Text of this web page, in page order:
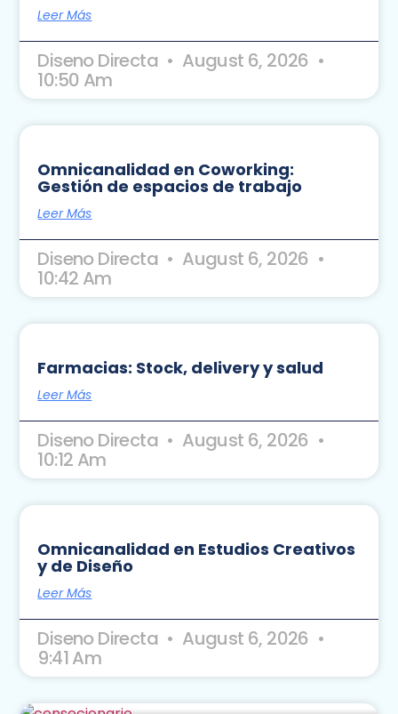
Leer Más
Diseno Directa August 6, 2026
10:50 Am
Omnicanalidad en Coworking:
Gestión de espacios de trabajo
Leer Más
Diseno Directa August 6, 2026
10:42 Am
Farmacias: Stock, delivery y salud
Leer Más
Diseno Directa August 6, 2026
10:12 Am
Omnicanalidad en Estudios Creativos
y de Diseño
Leer Más
Diseno Directa August 6, 2026
9:41 Am